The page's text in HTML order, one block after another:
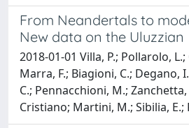
From Neandertals to
New data on the Uluzzian
2018-01-01 Villa, P.; Pollarolo,
Marra, F.; Biagioni, C.; Degano,
C.; Pennacchioni, M.;
Cristiano; Martini, M.; Sibilia, E.;